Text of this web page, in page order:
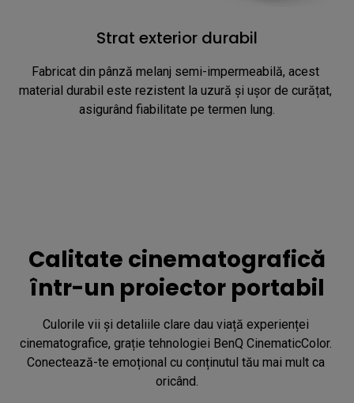
Strat exterior durabil
Fabricat din pânză melanj semi-impermeabilă, acest
material durabil este rezistent la uzură și ușor de curățat,
asigurând fiabilitate pe termen lung.
Calitate cinematografică
într-un proiector portabil
Culorile vii și detaliile clare dau viață experienței
cinematografice, grație tehnologiei BenQ CinematicColor.
Conectează-te emoțional cu conținutul tău mai mult ca
oricând.